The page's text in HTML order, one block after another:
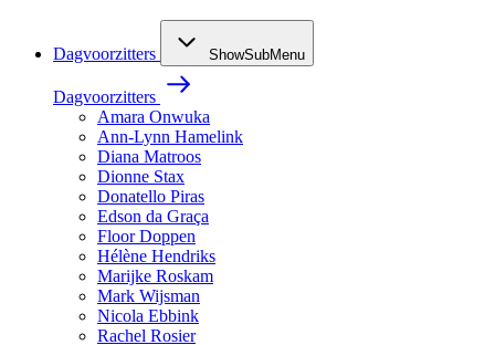
Dagvoorzitters ShowSubMenu
Dagvoorzitters
Amara Onwuka
Ann-Lynn Hamelink
Diana Matroos
Dionne Stax
Donatello Piras
Edson da Graça
Floor Doppen
Hélène Hendriks
Marijke Roskam
Mark Wijsman
Nicola Ebbink
Rachel Rosier